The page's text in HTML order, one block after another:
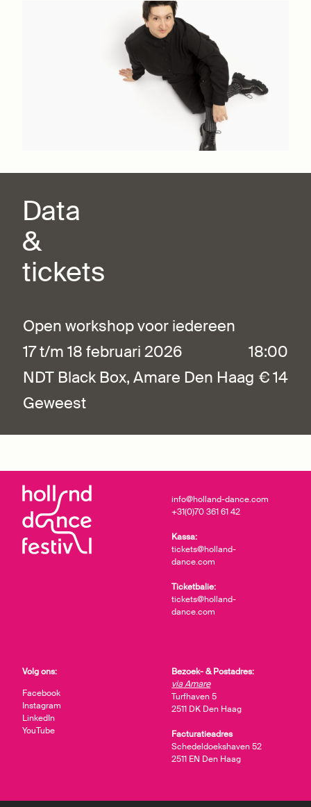
Data
&
tickets
Open workshop voor iedereen
17 t/m 18 februari 2026
18:00
NDT Black Box, Amare Den Haag € 14
Geweest
info@holland-dance.com
+31(0)70 361 61 42
Kassa:
tickets@holland-
dance.com
Ticketbalie:
tickets@holland-
dance.com
Bezoek- & Postadres:
via Amare
Turfhaven 5
2511 DK Den Haag
Facturatieadres
Schedeldoekshaven 52
2511 EN Den Haag
Volg ons:
Facebook
Instagram
LinkedIn
YouTube